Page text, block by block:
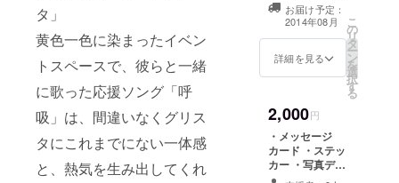
タ」
黄色一色に染まったイベン
トスペースで、彼らと一緒
に歌った応援ソング「呼
吸」は、間違いなくグリス
タにこれまでにない一体感
と、熱気を生み出してくれ
両者が初め
てグリスタ
たその瞬
的を持った
仲間たち
が、栃木の
勝利のため
お届け予定：
2014年08月
詳細を見る
こ
の
リ
タ
ー
ン
を
選
択
す
る
2,000円
・メッセージ
カード ・ステッ
カー ・写真デー
タ